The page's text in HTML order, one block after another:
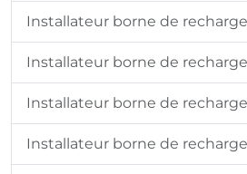
Installateur borne de
Installateur borne de
Installateur borne de
Installateur borne de